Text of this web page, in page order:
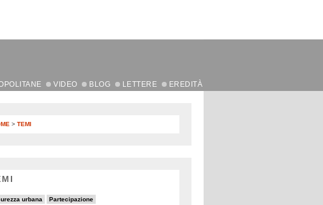
VIDEO BLOG LETTERE EREDITÀ
> TEMI
urbana Partecipazione